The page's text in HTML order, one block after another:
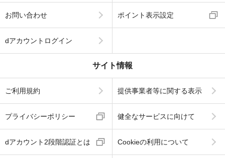
お問い合わせ ポイント表示設定
dアカウントログイン
サイト情報
ご利用規約 提供事業者等に関する表示
プライバシーポリシー 健全なサービスに向けて
dアカウント2段階認証とは Cookieの利用について